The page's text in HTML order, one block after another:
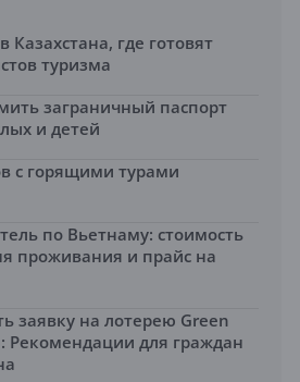
Казахстана, где готовят
туризма
заграничный паспорт
и детей
с горящими турами
по Вьетнаму: стоимость
проживания и прайс на
заявку на лотерею Green
Рекомендации для граждан